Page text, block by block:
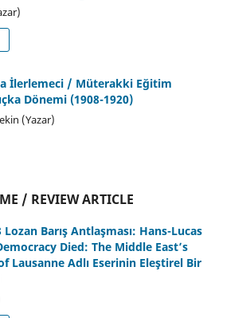
İlerlemeci / Müterakki Eğitim
Dönemi (1908-1920)
(Yazar)
/ REVIEW ARTICLE
Barış Antlaşması: Hans-Lucas
Died: The Middle East’s
Lausanne Adlı Eserinin Eleştirel Bir